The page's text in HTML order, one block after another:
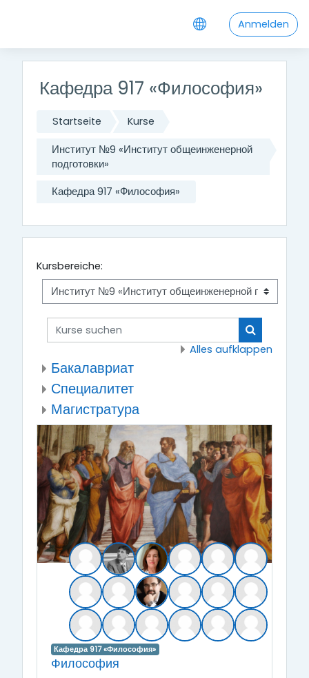
Anmelden
Кафедра 917 «Философия»
Startseite Kurse
Институт №9 «Институт общеинженерной
подготовки»
Кафедра 917 «Философия»
Kursbereiche:
Kurse suchen
Kurse
Alles aufklappen
Бакалавриат
Специалитет
Магистратура
Кафедра 917 «Философия»
Философия